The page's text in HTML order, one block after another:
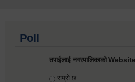
Poll
तपाईलाई नगरपालिकाको
Choices
राम्रो छ